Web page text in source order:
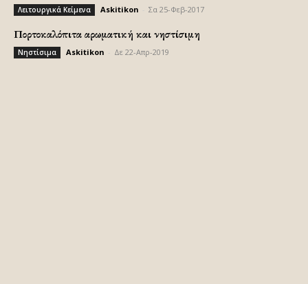
Λειτουργικά Κείμενα Askitikon Σα 25-Φεβ-2017
Πορτοκαλόπιτα αρωματική και νηστίσιμη
Νηστίσιμα Askitikon Δε 22-Απρ-2019